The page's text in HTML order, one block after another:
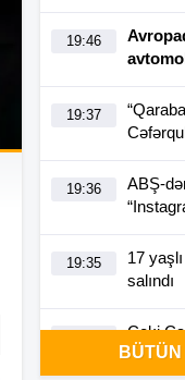
19:46
19:37
19:36
ABŞ-
19:35
17
salındı
Ceki
filmə